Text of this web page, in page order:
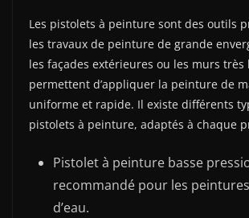
Les pistolets à peinture sont des outils
les travaux de peinture de grande
les façades extérieures ou les murs très
permettent d’appliquer la peinture de
uniforme et rapide. Il existe différents
pistolets à peinture, adaptés à chaque
Pistolet à peinture basse
recommandé pour les
d’eau.